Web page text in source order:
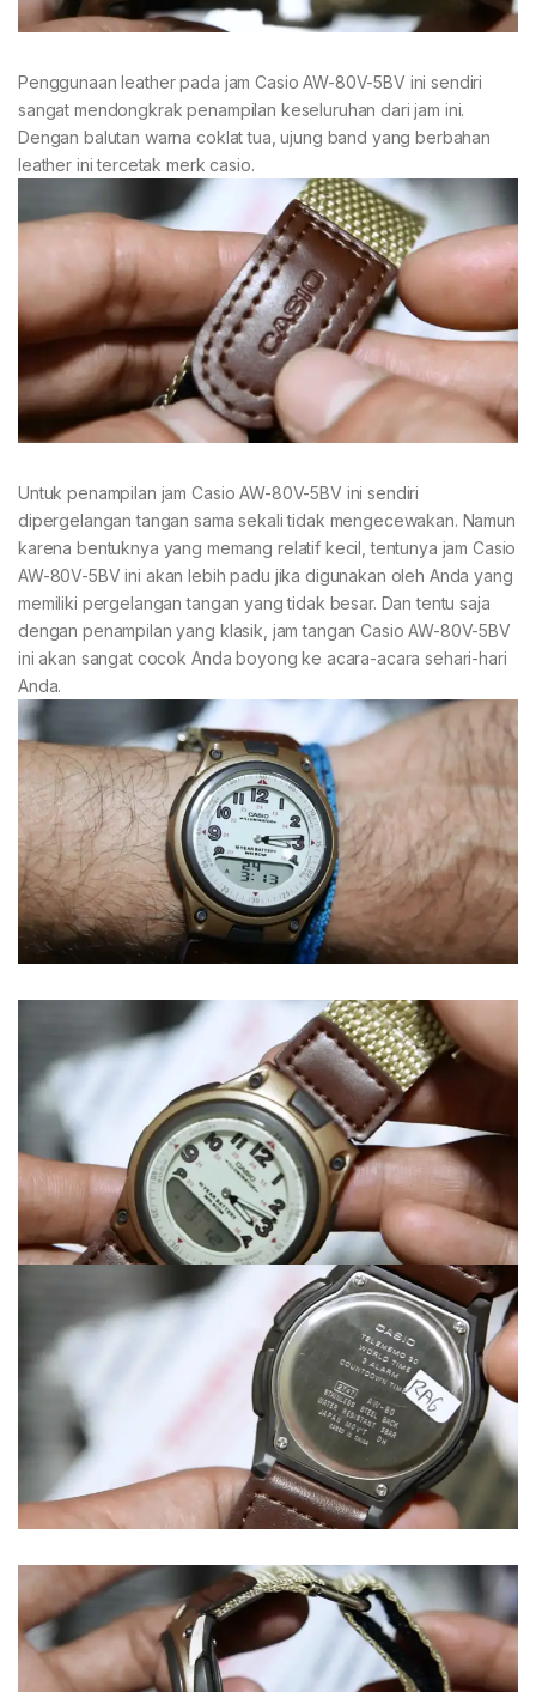
Penggunaan leather pada jam Casio AW-80V-5BV ini sendiri
sangat mendongkrak penampilan keseluruhan dari jam ini.
Dengan balutan warna coklat tua, ujung band yang berbahan
leather ini tercetak merk casio.
Untuk penampilan jam Casio AW-80V-5BV ini sendiri
dipergelangan tangan sama sekali tidak mengecewakan. Namun
karena bentuknya yang memang relatif kecil, tentunya jam Casio
AW-80V-5BV ini akan lebih padu jika digunakan oleh Anda yang
memiliki pergelangan tangan yang tidak besar. Dan tentu saja
dengan penampilan yang klasik, jam tangan Casio AW-80V-5BV
ini akan sangat cocok Anda boyong ke acara-acara sehari-hari
Anda.